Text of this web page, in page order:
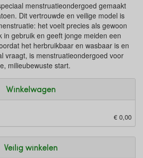
menstruatieondergoed gemaakt
Dit vertrouwde en veilige model is
het voelt precies als gewoon
in gebruik en geeft jonge meiden een
het herbruikbaar en wasbaar is en
vraagt, is menstruatieondergoed voor
milieubewuste start.
Winkelwagen
€ 0,00
Veilig winkelen